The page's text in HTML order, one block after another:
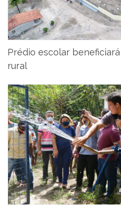
Prédio escolar
rural